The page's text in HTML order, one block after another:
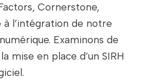
Cornerstone,
à l’intégration de notre
Examinons de
mise en place d’un SIRH